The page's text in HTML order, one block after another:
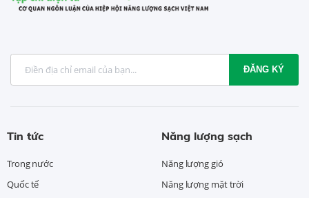
ĐĂNG KÝ
Tin tức
Trong nước
Quốc tế
Năng lượng sạch
Năng lượng gió
Năng lượng mặt trời